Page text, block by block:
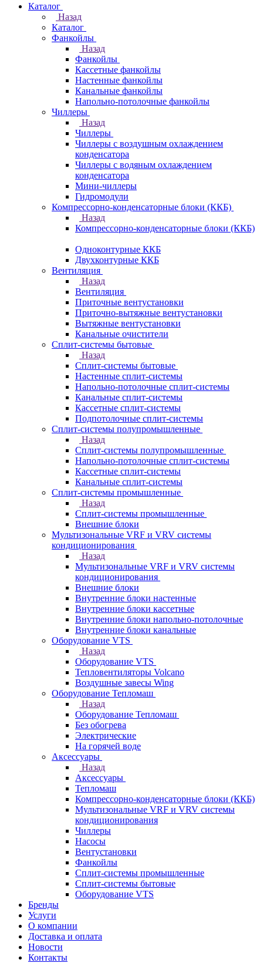
Каталог
Назад
Каталог
Фанкойлы
Назад
Фанкойлы
Кассетные фанкойлы
Настенные фанкойлы
Канальные фанкойлы
Напольно-потолочные фанкойлы
Чиллеры
Назад
Чиллеры
Чиллеры с воздушным охлаждением
конденсатора
Чиллеры с водяным охлаждением
конденсатора
Мини-чиллеры
Гидромодули
Компрессорно-конденсаторные блоки (ККБ)
Назад
Компрессорно-конденсаторные блоки (ККБ)
Одноконтурные ККБ
Двухконтурные ККБ
Вентиляция
Назад
Вентиляция
Приточные вентустановки
Приточно-вытяжные вентустановки
Вытяжные вентустановки
Канальные очистители
Сплит-системы бытовые
Назад
Сплит-системы бытовые
Настенные сплит-системы
Напольно-потолочные сплит-системы
Канальные сплит-системы
Кассетные сплит-системы
Подпотолочные сплит-системы
Сплит-системы полупромышленные
Назад
Сплит-системы полупромышленные
Напольно-потолочные сплит-системы
Кассетные сплит-системы
Канальные сплит-системы
Сплит-системы промышленные
Назад
Сплит-системы промышленные
Внешние блоки
Мультизональные VRF и VRV системы
кондиционирования
Назад
Мультизональные VRF и VRV системы
кондиционирования
Внешние блоки
Внутренние блоки настенные
Внутренние блоки кассетные
Внутренние блоки напольно-потолочные
Внутренние блоки канальные
Оборудование VTS
Назад
Оборудование VTS
Тепловентиляторы Volcano
Воздушные завесы Wing
Оборудование Тепломаш
Назад
Оборудование Тепломаш
Без обогрева
Электрические
На горячей воде
Аксессуары
Назад
Аксессуары
Тепломаш
Компрессорно-конденсаторные блоки (ККБ)
Мультизональные VRF и VRV системы
кондиционирования
Чиллеры
Насосы
Вентустановки
Фанкойлы
Сплит-системы промышленные
Сплит-системы бытовые
Оборудование VTS
Бренды
Услуги
О компании
Доставка и оплата
Новости
Контакты